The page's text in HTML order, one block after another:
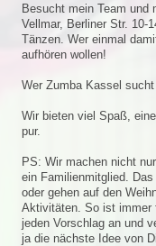
Besucht mein Team und
Vellmar, Berliner Str. 10-
Tänzen. Wer einmal
aufhören wollen!
Wer Zumba Kassel
Wir bieten viel Spaß,
pur.
PS: Wir machen nicht
ein Familienmitglied.
oder gehen auf den
Aktivitäten. So ist immer
jeden Vorschlag an und
ja die nächste Idee von